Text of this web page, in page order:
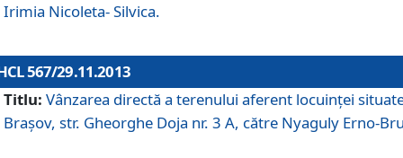
Irimia Nicoleta- Silvica.
567/29.11.2013
Titlu: Vânzarea directă a terenului aferent locuinţei
Braşov, str. Gheorghe Doja nr. 3 A, către Nyaguly Erno-